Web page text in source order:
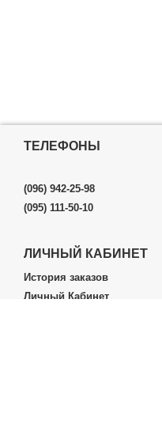
ТЕЛЕФОНЫ
(096) 942-25-98
(095) 111-50-10
ЛИЧНЫЙ КАБИНЕТ
История заказов
Личный Кабинет